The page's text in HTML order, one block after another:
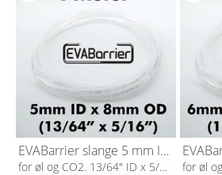
EVABarrier slange 5 mm ID x 8 mm OD
for øl og CO2. 13/64" ID x 5/16" OD